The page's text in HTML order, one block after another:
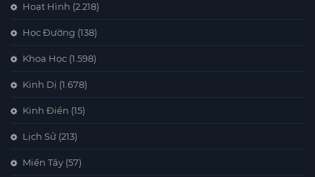
Hoạt Hình (2.218)
Học Đường (138)
Khoa Học (1.598)
Kinh Dị (1.678)
Kinh Điển (15)
Lịch Sử (213)
Miền Tây (57)